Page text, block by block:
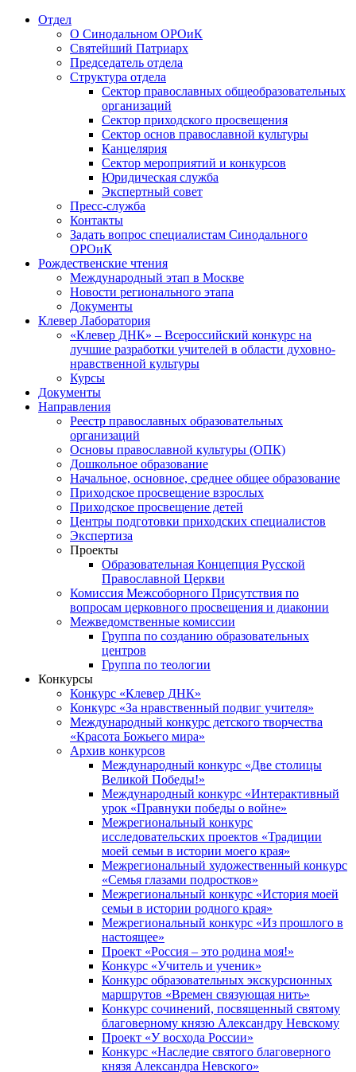
Отдел
О Синодальном ОРОиК
Святейший Патриарх
Председатель отдела
Структура отдела
Сектор православных общеобразовательных
организаций
Сектор приходского просвещения
Сектор основ православной культуры
Канцелярия
Сектор мероприятий и конкурсов
Юридическая служба
Экспертный совет
Пресс-служба
Контакты
Задать вопрос специалистам Синодального
ОРОиК
Рождественские чтения
Международный этап в Москве
Новости регионального этапа
Документы
Клевер Лаборатория
«Клевер ДНК» – Всероссийский конкурс на
лучшие разработки учителей в области духовно-
нравственной культуры
Курсы
Документы
Направления
Реестр православных образовательных
организаций
Основы православной культуры (ОПК)
Дошкольное образование
Начальное, основное, среднее общее образование
Приходское просвещение взрослых
Приходское просвещение детей
Центры подготовки приходских специалистов
Экспертиза
Проекты
Образовательная Концепция Русской
Православной Церкви
Комиссия Межсоборного Присутствия по
вопросам церковного просвещения и диаконии
Межведомственные комиссии
Группа по созданию образовательных
центров
Группа по теологии
Конкурсы
Конкурс «Клевер ДНК»
Конкурс «За нравственный подвиг учителя»
Международный конкурс детского творчества
«Красота Божьего мира»
Архив конкурсов
Международный конкурс «Две столицы
Великой Победы!»
Международный конкурс «Интерактивный
урок «Правнуки победы о войне»
Межрегиональный конкурс
исследовательских проектов «Традиции
моей семьи в истории моего края»
Межрегиональный художественный конкурс
«Семья глазами подростков»
Межрегиональный конкурс «История моей
семьи в истории родного края»
Межрегиональный конкурс «Из прошлого в
настоящее»
Проект «Россия – это родина моя!»
Конкурс «Учитель и ученик»
Конкурс образовательных экскурсионных
маршрутов «Времен связующая нить»
Конкурс сочинений, посвященный святому
благоверному князю Александру Невскому
Проект «У восхода России»
Конкурс «Наследие святого благоверного
князя Александра Невского»